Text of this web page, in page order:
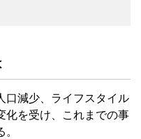
口減少、ライフスタイル
化を受け、これまでの事